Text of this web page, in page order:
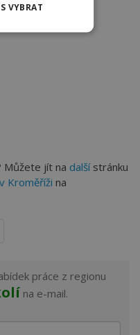
Můžete jít na dalšístránku
Kroměříži na
práce z regionu
na e-mail.
VYBRAT